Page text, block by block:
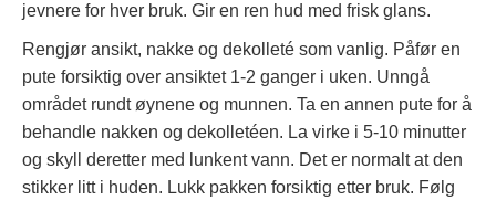
jevnere for hver bruk. Gir en ren hud med frisk glans.
Rengjør ansikt, nakke og dekolleté som vanlig. Påfør en
pute forsiktig over ansiktet 1-2 ganger i uken. Unngå
området rundt øynene og munnen. Ta en annen pute for å
behandle nakken og dekolletéen. La virke i 5-10 minutter
og skyll deretter med lunkent vann. Det er normalt at den
stikker litt i huden. Lukk pakken forsiktig etter bruk. Følg